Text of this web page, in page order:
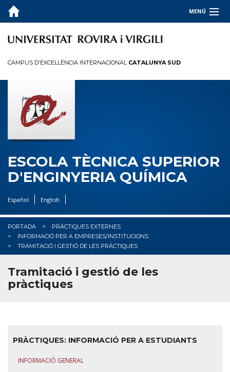
MENÚ
L'ESCOLA
SOCIETAT I EMPRESA
QUALITAT
INFORMACIÓ PER A...
Informació per a empreses/institucions
Informació per a tutors
BÚSTIA
CAMPUS D'EXCEL·LÈNCIA INTERNACIONAL CATALUNYA SUD
ESCOLA TÈCNICA SUPERIOR
D'ENGINYERIA QUÍMICA
Español English
PORTADA
PRÀCTIQUES EXTERNES
INFORMACIÓ PER A EMPRESES/INSTITUCIONS
TRAMITACIÓ I GESTIÓ DE LES PRÀCTIQUES
Tramitació i gestió de les
pràctiques
PRÀCTIQUES: INFORMACIÓ PER A ESTUDIANTS
INFORMACIÓ GENERAL